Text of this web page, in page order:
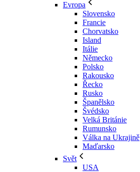
Evropa
Slovensko
Francie
Chorvatsko
Island
Itálie
Německo
Polsko
Rakousko
Řecko
Rusko
Španělsko
Švédsko
Velká Británie
Rumunsko
Válka na Ukrajině
Maďarsko
Svět
USA